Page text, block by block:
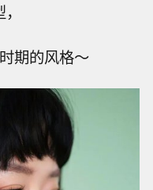
期的风格～